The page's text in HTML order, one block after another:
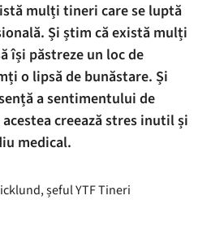
mulți tineri care se luptă
Și știm că există mulți
își păstreze un loc de
o lipsă de bunăstare. Și
a sentimentului de
creează stres inutil și
medical.
șeful YTF Tineri